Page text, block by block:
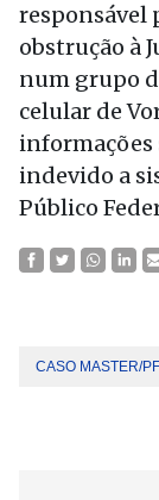
responsável
obstrução à
num grupo
celular de
informações
indevido a
Público
CASO MASTER/